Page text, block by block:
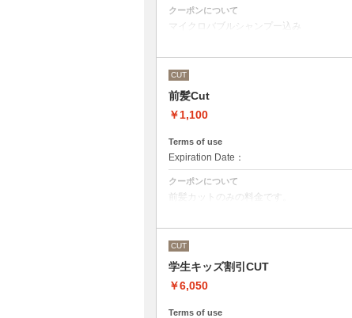
クーポンについて
マイクロバブルシャンプー込み
Aujuaシステムトリートメントを使った４
●髪の長さにより別途ロング料金を頂戴い
CUT
前髪Cut
￥1,100
Terms of use
Expiration Date：
クーポンについて
前髪カットのみの料金です。
CUT
学生キッズ割引CUT
￥6,050
Terms of use